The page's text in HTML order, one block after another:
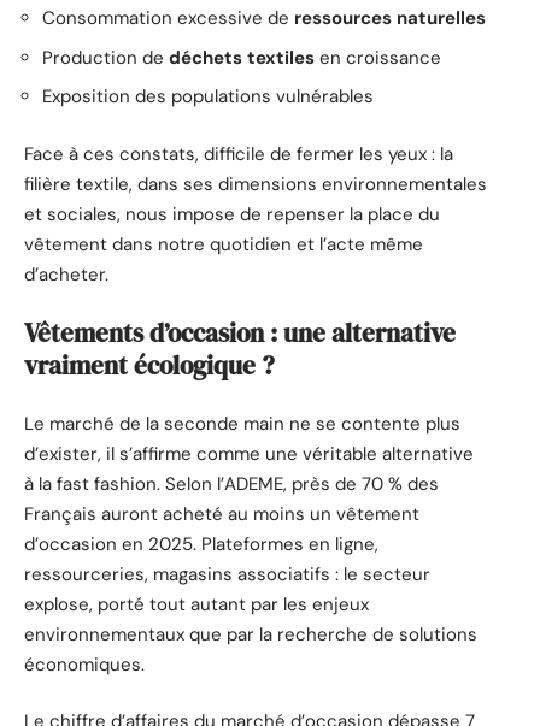
Consommation excessive de ressources naturelles
Production de déchets textiles en croissance
Exposition des populations vulnérables
Face à ces constats, difficile de fermer les yeux : la
filière textile, dans ses dimensions environnementales
et sociales, nous impose de repenser la place du
vêtement dans notre quotidien et l’acte même
d’acheter.
Vêtements d’occasion : une alternative
vraiment écologique ?
Le marché de la seconde main ne se contente plus
d’exister, il s’affirme comme une véritable alternative
à la fast fashion. Selon l’ADEME, près de 70 % des
Français auront acheté au moins un vêtement
d’occasion en 2025. Plateformes en ligne,
ressourceries, magasins associatifs : le secteur
explose, porté tout autant par les enjeux
environnementaux que par la recherche de solutions
économiques.